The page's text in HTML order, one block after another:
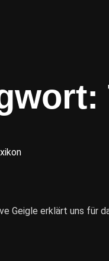
Geigle erklärt uns für